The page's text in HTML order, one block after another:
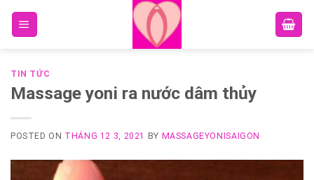
Skip
TIN TỨC
Massage yoni ra nước dâm thủy
POSTED ON THÁNG 12 3, 2021 BY MASSAGEYONISAIGON